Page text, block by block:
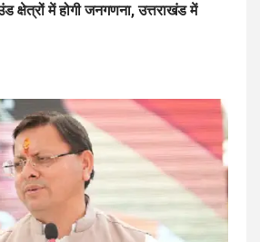
क्षेत्रों में होगी जनगणना, उत्तराखंड में